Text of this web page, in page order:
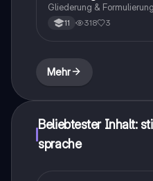
Gliederung &
11 318 3
Mehr
Beliebtester Inhalt:
sprache